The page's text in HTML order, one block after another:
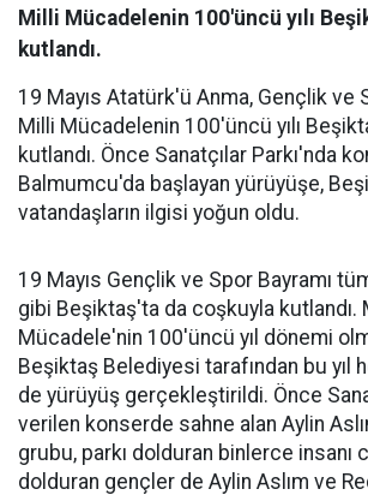
Milli Mücadelenin 100'üncü yılı
kutlandı.
19 Mayıs Atatürk'ü Anma, Gençlik ve
Milli Mücadelenin 100'üncü yılı
kutlandı. Önce Sanatçılar Parkı'nda
Balmumcu'da başlayan yürüyüşe,
vatandaşların ilgisi yoğun oldu.
19 Mayıs Gençlik ve Spor Bayramı
gibi Beşiktaş'ta da coşkuyla kutlandı.
Mücadele'nin 100'üncü yıl dönemi
Beşiktaş Belediyesi tarafından bu yıl
de yürüyüş gerçekleştirildi. Önce
verilen konserde sahne alan Aylin
grubu, parkı dolduran binlerce insanı
dolduran gençler de Aylin Aslım ve